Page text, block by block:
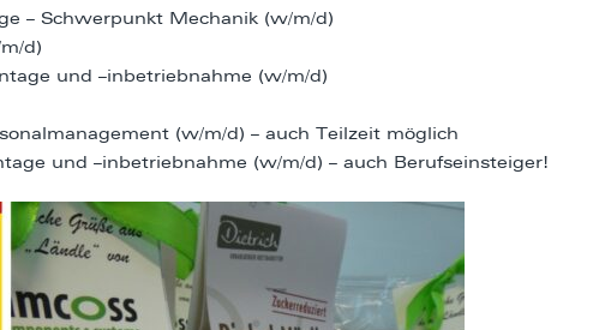
– Schwerpunkt Mechanik (w/m/d)
d)
und –inbetriebnahme (w/m/d)
(w/m/d) – auch Teilzeit möglich
und –inbetriebnahme (w/m/d) – auch Berufseinsteiger!